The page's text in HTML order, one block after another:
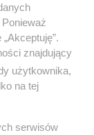
znajdujący
użytkownika,
na tej
serwisów